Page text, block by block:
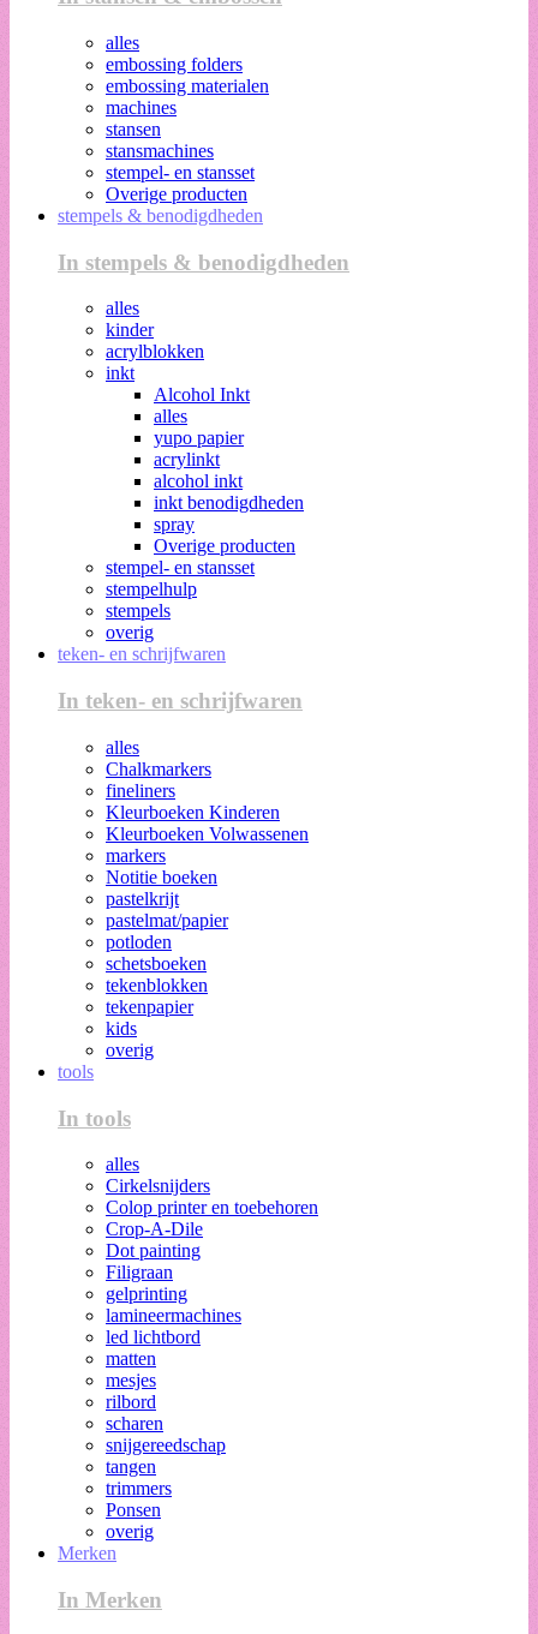
alles
embossing folders
embossing materialen
machines
stansen
stansmachines
stempel- en stansset
Overige producten
stempels & benodigdheden
In stempels & benodigdheden
alles
kinder
acrylblokken
inkt
Alcohol Inkt
alles
yupo papier
acrylinkt
alcohol inkt
inkt benodigdheden
spray
Overige producten
stempel- en stansset
stempelhulp
stempels
overig
teken- en schrijfwaren
In teken- en schrijfwaren
alles
Chalkmarkers
fineliners
Kleurboeken Kinderen
Kleurboeken Volwassenen
markers
Notitie boeken
pastelkrijt
pastelmat/papier
potloden
schetsboeken
tekenblokken
tekenpapier
kids
overig
tools
In tools
alles
Cirkelsnijders
Colop printer en toebehoren
Crop-A-Dile
Dot painting
Filigraan
gelprinting
lamineermachines
led lichtbord
matten
mesjes
rilbord
scharen
snijgereedschap
tangen
trimmers
Ponsen
overig
Merken
In Merken